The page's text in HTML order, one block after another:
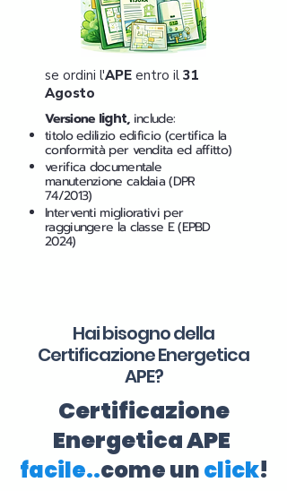
se ordini l'APE entro il 31
Agosto
Versione light,include:
titolo edilizio edificio (certifica la
conformità per vendita ed affitto)
verifica documentale
manutenzione caldaia (DPR
74/2013)
Interventi migliorativi per
raggiungere la classe E (EPBD
2024)
Hai bisogno della
Certificazione Energetica
APE?
Certificazione
Energetica APE
facile..come unclick!